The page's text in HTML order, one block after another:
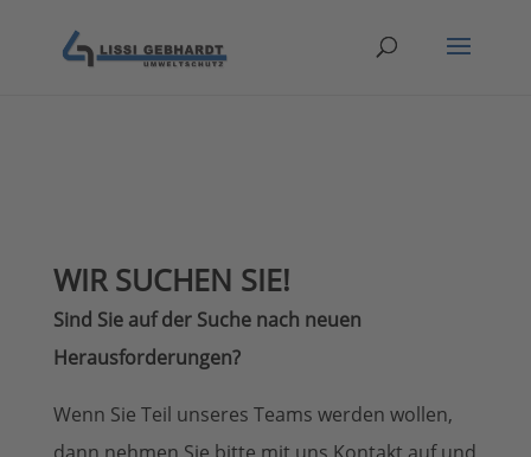
WIR SUCHEN SIE!
Sind Sie auf der Suche nach neuen
Herausforderungen?
Wenn Sie Teil unseres Teams werden wollen,